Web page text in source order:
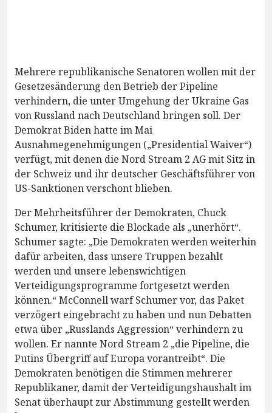
Mehrere republikanische Senatoren wollen mit der
Gesetzesänderung den Betrieb der Pipeline
verhindern, die unter Umgehung der Ukraine Gas
von Russland nach Deutschland bringen soll. Der
Demokrat Biden hatte im Mai
Ausnahmegenehmigungen („Presidential Waiver“)
verfügt, mit denen die Nord Stream 2 AG mit Sitz in
der Schweiz und ihr deutscher Geschäftsführer von
US-Sanktionen verschont blieben.
Der Mehrheitsführer der Demokraten, Chuck
Schumer, kritisierte die Blockade als „unerhört“.
Schumer sagte: „Die Demokraten werden weiterhin
dafür arbeiten, dass unsere Truppen bezahlt
werden und unsere lebenswichtigen
Verteidigungsprogramme fortgesetzt werden
können.“ McConnell warf Schumer vor, das Paket
verzögert eingebracht zu haben und nun Debatten
etwa über „Russlands Aggression“ verhindern zu
wollen. Er nannte Nord Stream 2 „die Pipeline, die
Putins Übergriff auf Europa vorantreibt“. Die
Demokraten benötigen die Stimmen mehrerer
Republikaner, damit der Verteidigungshaushalt im
Senat überhaupt zur Abstimmung gestellt werden